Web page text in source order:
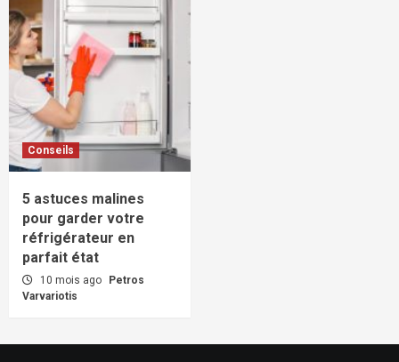
Conseils
5 astuces malines
pour garder votre
réfrigérateur en
parfait état
10 mois ago
Petros
Varvariotis